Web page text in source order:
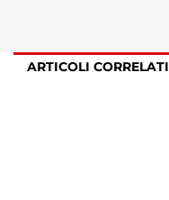
ARTICOLI CORRELATI